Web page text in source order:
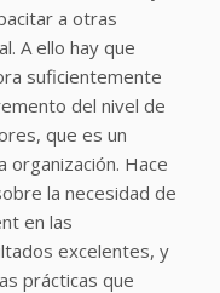
a otras
A ello hay que
suficientemente
del nivel de
que es un
organización. Hace
la necesidad de
en las
excelentes, y
prácticas que